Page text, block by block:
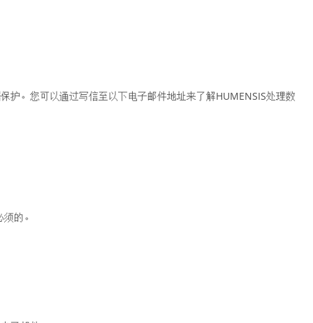
。您可以通过写信至以下电子邮件地址来了解HUMENSIS处理数
的。